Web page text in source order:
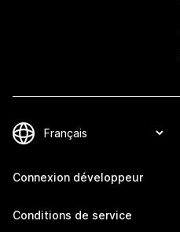
Connexion développeur
Conditions de service